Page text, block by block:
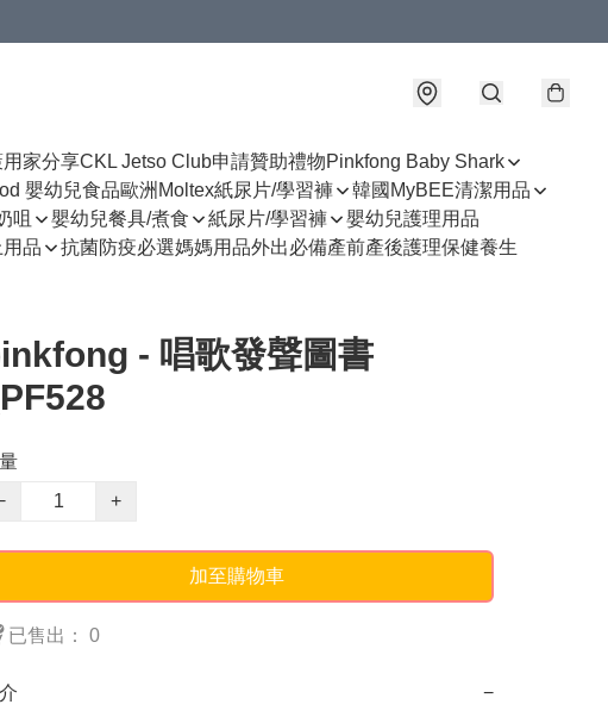
用家分享CKL Jetso Club申請贊助禮物Pinkfong Baby Shark
嬰幼兒食品歐洲Moltex紙尿片/學習褲
韓國MyBEE清潔用品
咀 嬰幼兒餐具/煮食 紙尿片/學習褲
嬰幼兒護理用品
品 抗菌防疫必選媽媽用品外出必備產前產後護理保健養生
- 唱歌發聲圖書
_PF528
+
加至購物車
已售出： 0
−